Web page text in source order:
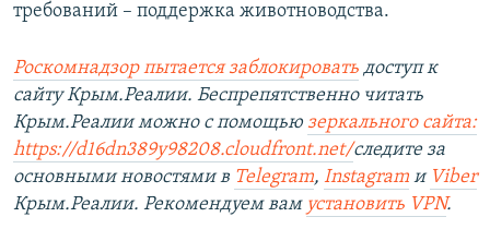
требований – поддержка животноводства.
Роскомнадзор пытается заблокировать доступ к
сайту Крым.Реалии. Беспрепятственно читать
Крым.Реалии можно с помощью зеркального сайта:
https://d16dn389y98208.cloudfront.net/следите за
основными новостями в Telegram, Instagram и Viber
Крым.Реалии. Рекомендуем вам установить VPN.